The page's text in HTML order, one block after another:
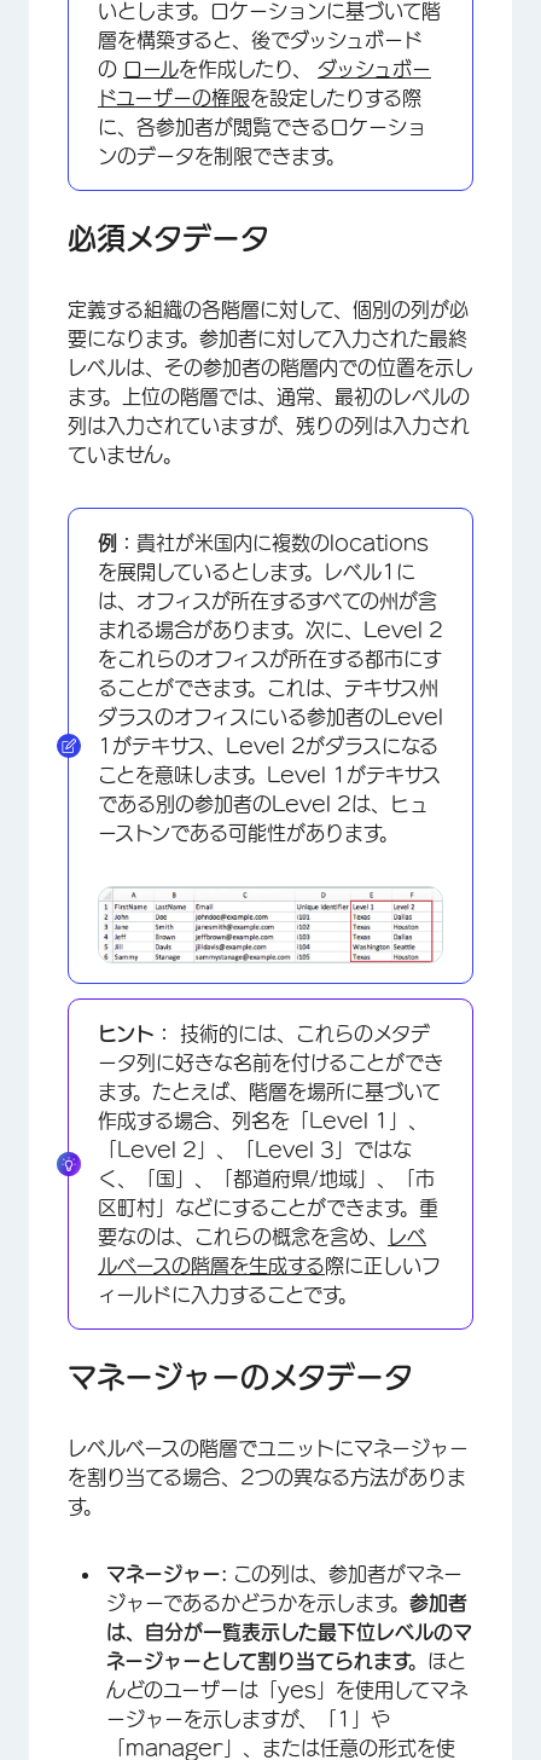
いとします。ロケーションに基づいて階
層を構築すると、後でダッシュボード
の ロールを作成したり、 ダッシュボー
ドユーザーの権限を設定したりする際
に、各参加者が閲覧できるロケーショ
ンのデータを制限できます。
必須メタデータ
定義する組織の各階層に対して、個別の列が必
要になります。参加者に対して入力された最終
レベルは、その参加者の階層内での位置を示し
ます。上位の階層では、通常、最初のレベルの
列は入力されていますが、残りの列は入力され
ていません。
例： 貴社が米国内に複数のlocations
を展開しているとします。レベル1に
は、オフィスが所在するすべての州が含
まれる場合があります。次に、Level 2
をこれらのオフィスが所在する都市にす
ることができます。これは、テキサス州
ダラスのオフィスにいる参加者のLevel
1がテキサス、Level 2がダラスになる
ことを意味します。Level 1がテキサス
である別の参加者のLevel 2は、ヒュ
ーストンである可能性があります。
ヒント： 技術的には、これらのメタデ
ータ列に好きな名前を付けることができ
ます。たとえば、階層を場所に基づいて
作成する場合、列名を「Level 1」、
「Level 2」、「Level 3」ではな
く、「国」、「都道府県/地域」、「市
区町村」などにすることができます。重
要なのは、これらの概念を含め、
レベ
ルベースの階層を生成する際に正しいフ
ィールドに入力することです。
マネージャーのメタデータ
レベルベースの階層でユニットにマネージャー
を割り当てる場合、2つの異なる方法がありま
す。
マネージャー: この列は、参加者がマネー
ジャーであるかどうかを示します。 参加者
は、自分が一覧表示した最下位レベルのマ
ネージャーとして割り当てられます。 ほと
んどのユーザーは「yes」を使用してマネ
ージャーを示しますが、「1」や
「manager」、または任意の形式を使